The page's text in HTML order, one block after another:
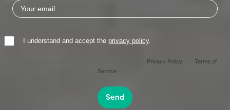
I understand and accept the privacy policy.
Privacy Policy
Terms of
Service
Send